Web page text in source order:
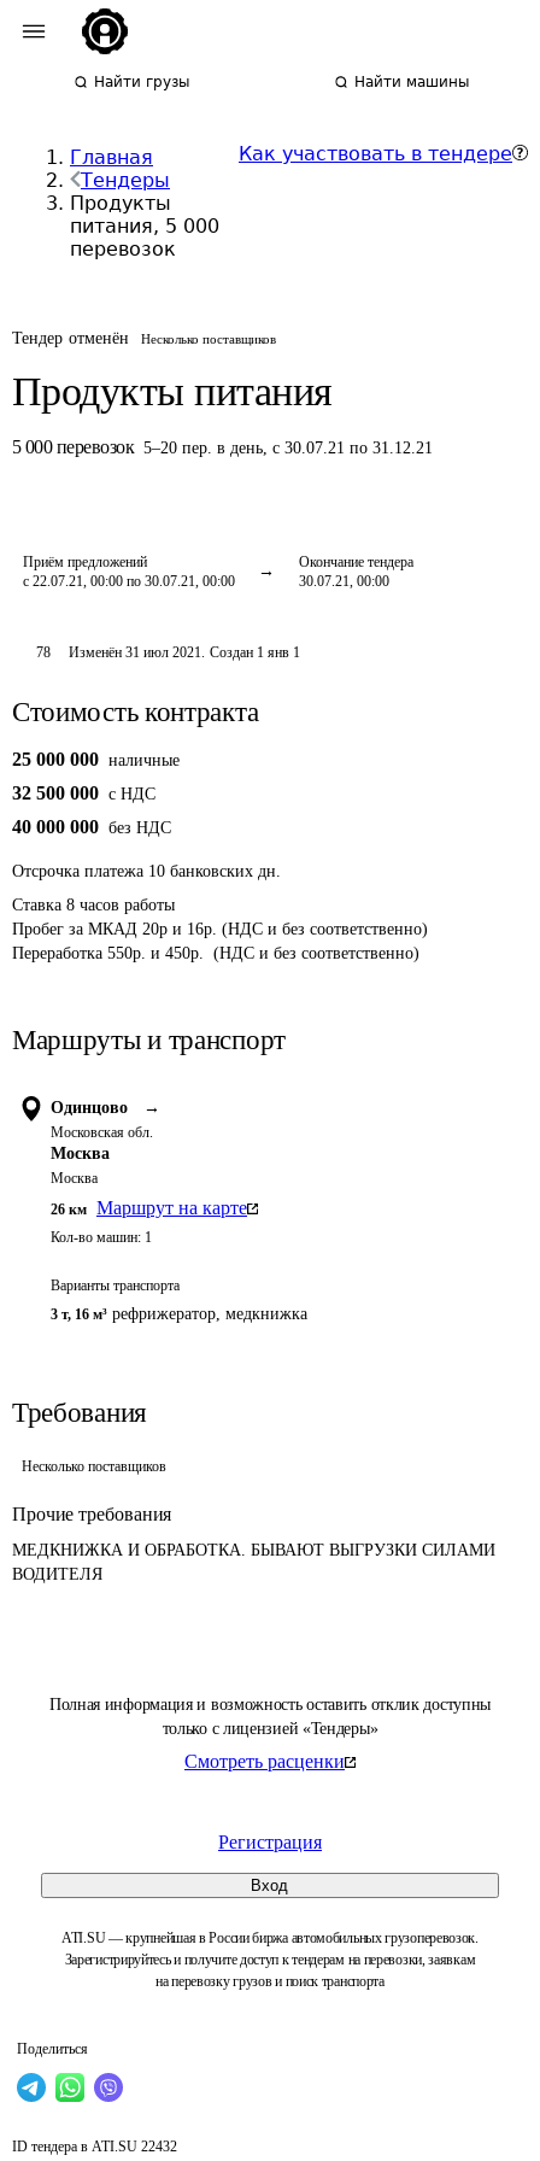
Найти грузы Найти машины
Главная
Тендеры
Продукты
питания, 5 000
перевозок
Как участвовать в тендере
Тендер отменён Несколько поставщиков
Продукты питания
5 000 перевозок 5–20 пер. в день,с 30.07.21 по 31.12.21
Приём предложений
с 22.07.21, 00:00 по 30.07.21, 00:00
Окончание тендера
30.07.21, 00:00
Полная информация и возможность оставить отклик доступны
только с лицензией «Тендеры»
Смотреть расценки
Регистрация
Вход
ATI.SU — крупнейшая в России биржа автомобильных грузоперевозок.
Зарегистрируйтесь и получите доступ к тендерам на перевозки, заявкам
на перевозку грузов и поиск транспорта
Поделиться
78 Изменён31 июл 2021. Создан 1 янв 1
Стоимость контракта
25 000 000 наличные
32 500 000 c НДС
40 000 000 без НДС
Отсрочка платежа 10 банковских дн.
Ставка 8 часов работы
Пробег за МКАД 20р и 16р. (НДС и без соответственно)
Переработка 550р. и 450р.  (НДС и без соответственно)
Маршруты и транспорт
Одинцово →
Московская обл.
Москва
Москва
26 км Маршрут на карте
Кол-во машин: 1
Варианты транспорта
3 т, 16 м³ рефрижератор, медкнижка
Требования
Несколько поставщиков
Прочие требования
МЕДКНИЖКА И ОБРАБОТКА. БЫВАЮТ ВЫГРУЗКИ СИЛАМИ
ВОДИТЕЛЯ
ID тендера в ATI.SU 22432